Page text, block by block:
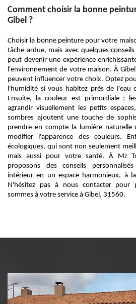
Comment choisir la bonne
Gibel ?
Choisir la bonne peinture pour votre
tâche ardue, mais avec quelques
peut devenir une expérience
l'environnement de votre maison. À
peuvent influencer votre choix. Optez
l'humidité si vous habitez près de l'eau
Ensuite, la couleur est primordiale :
agrandir visuellement les petits
sombres ajoutent une touche de
prendre en compte la lumière
modifier l'apparence des couleurs.
écologiques, qui sont non seulement
mais aussi pour votre santé. À MJ
proposons des conseils
intérieur en un espace harmonieux, à
N'hésitez pas à nous contacter pour
sommes à votre service à Gibel, 31560.